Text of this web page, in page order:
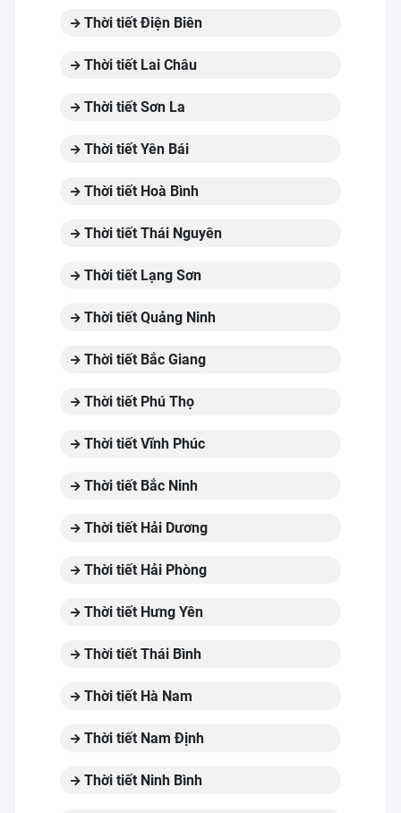
Thời tiết Điện Biên
Thời tiết Lai Châu
Thời tiết Sơn La
Thời tiết Yên Bái
Thời tiết Hoà Bình
Thời tiết Thái Nguyên
Thời tiết Lạng Sơn
Thời tiết Quảng Ninh
Thời tiết Bắc Giang
Thời tiết Phú Thọ
Thời tiết Vĩnh Phúc
Thời tiết Bắc Ninh
Thời tiết Hải Dương
Thời tiết Hải Phòng
Thời tiết Hưng Yên
Thời tiết Thái Bình
Thời tiết Hà Nam
Thời tiết Nam Định
Thời tiết Ninh Bình